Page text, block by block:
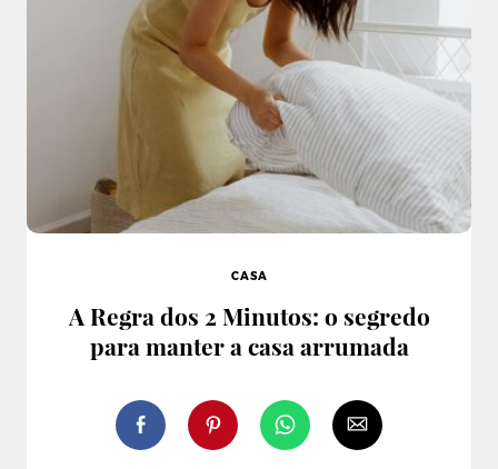
CASA
A Regra dos 2 Minutos: o segredo
para manter a casa arrumada